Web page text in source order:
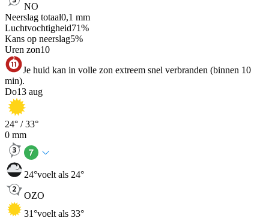
NO
Neerslag totaal0,1 mm
Luchtvochtigheid71%
Kans op neerslag5%
Uren zon10
Je huid kan in volle zon extreem snel verbranden (binnen 10
min).
Do13 aug
24° /33°
0 mm
24°voelt als 24°
OZO
31°voelt als 33°